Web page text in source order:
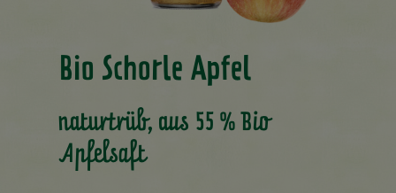
Bio Schorle Apfel
naturtrüb, aus 55 % Bio
Apfelsaft